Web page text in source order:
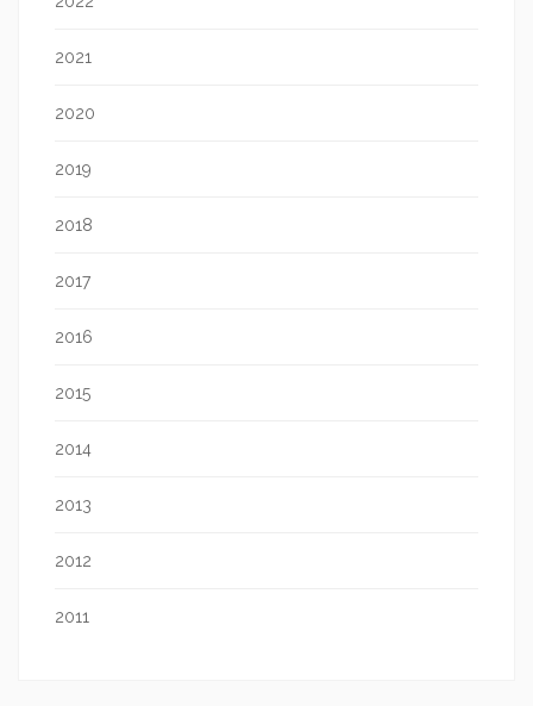
2021
2020
2019
2018
2017
2016
2015
2014
2013
2012
2011